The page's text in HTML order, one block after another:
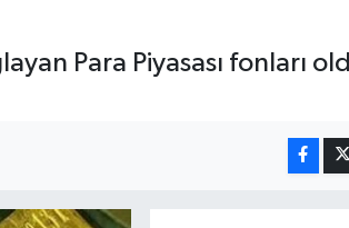
Para Piyasası fonları